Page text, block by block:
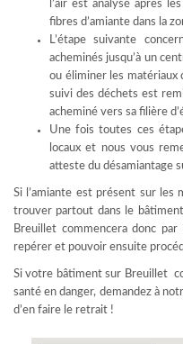
l’air est analysé après
fibres d’amiante dans la
L’étape suivante
acheminés jusqu’à un
ou éliminer les matériaux
suivi des déchets est
acheminé vers sa filière
Une fois toutes ces
locaux et nous vous
atteste du désamiantage
Si l’amiante est présent sur
trouver partout dans le
Breuillet commencera donc
repérer et pouvoir ensuite
Si votre bâtiment sur Breuillet
santé en danger, demandez à
d’en faire le retrait !